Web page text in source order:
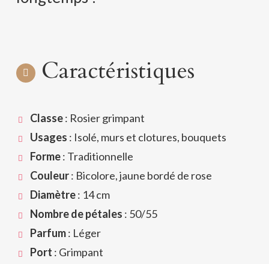
Caractéristiques
Classe: Rosier grimpant
Usages : Isolé, murs et clotures, bouquets
Forme: Traditionnelle
Couleur: Bicolore, jaune bordé de rose
Diamètre: 14 cm
Nombre de pétales : 50/55
Parfum: Léger
Port : Grimpant